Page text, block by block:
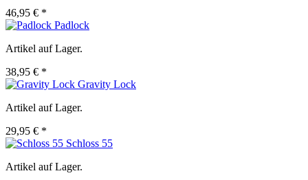
46,95 € *
Padlock
Artikel auf Lager.
38,95 € *
Gravity Lock
Artikel auf Lager.
29,95 € *
Schloss 55
Artikel auf Lager.